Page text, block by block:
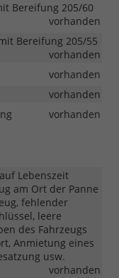
Bereifung 205/60
vorhanden
Bereifung 205/55
vorhanden
vorhanden
vorhanden
vorhanden
Lebenszeit
am Ort der Panne
fehlender
leere
des Fahrzeugs
Anmietung eines
usw.
vorhanden